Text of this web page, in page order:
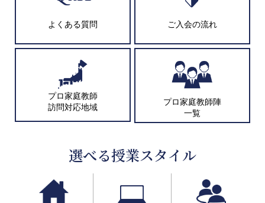
よくある質問 ご入会の流れ
プロ家庭教師
訪問対応地域
プロ家庭教師陣
一覧
選べる授業スタイル